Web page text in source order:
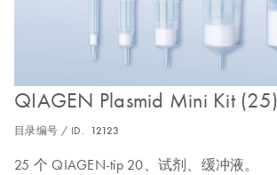
QIAGEN Plasmid Mini Kit (25)
目录编号 / ID. 12123
25 个 QIAGEN-tip 20、试剂、缓冲液。